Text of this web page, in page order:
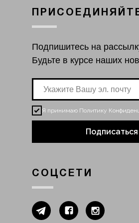
СОЦСЕТИ
Подпишитесь на
Будьте в курсе наших
Я принимаю Политику
Подписаться